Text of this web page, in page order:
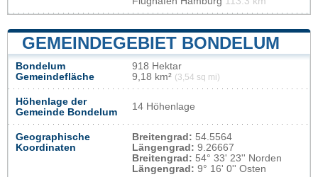
GEMEINDEGEBIET BONDELUM
Bondelum
Gemeindefläche
918 Hektar
9,18 km² (3,54 sq mi)
Höhenlage der
Gemeinde Bondelum
14 Höhenlage
Geographische
Koordinaten
Breitengrad: 54.5564
Längengrad: 9.26667
Breitengrad: 54° 33' 23'' Norden
Längengrad: 9° 16' 0'' Osten